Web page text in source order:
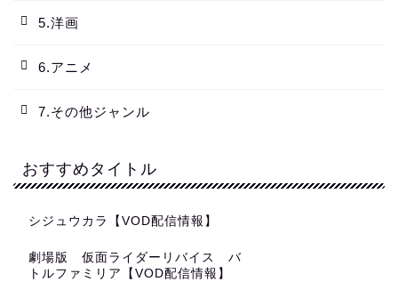
5.洋画
6.アニメ
7.その他ジャンル
おすすめタイトル
シジュウカラ【VOD配信情報】
劇場版 仮面ライダーリバイス バ
トルファミリア【VOD配信情報】